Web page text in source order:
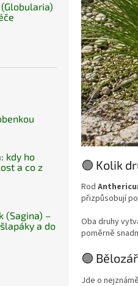
kdy ho
a co z
(Sagina) –
a do
🟢 Kolik
Rod
přizpůsobují
Oba druhy
poměrně
🟢
Jde o